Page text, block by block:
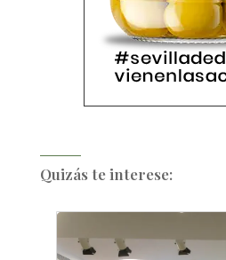
Quizás te interese: